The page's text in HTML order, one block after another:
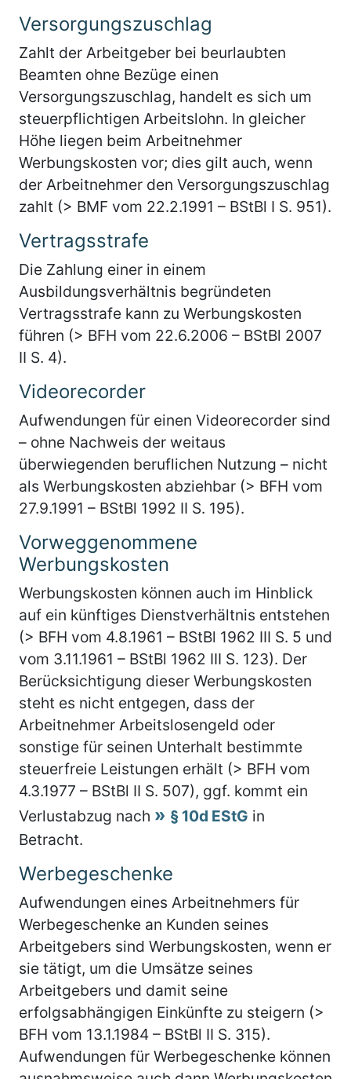
Versorgungszuschlag
Zahlt der Arbeitgeber bei beurlaubten
Beamten ohne Bezüge einen
Versorgungszuschlag, handelt es sich um
steuerpflichtigen Arbeitslohn. In gleicher
Höhe liegen beim Arbeitnehmer
Werbungskosten vor; dies gilt auch, wenn
der Arbeitnehmer den Versorgungszuschlag
zahlt (> BMF vom 22.2.1991 – BStBl I S. 951).
Vertragsstrafe
Die Zahlung einer in einem
Ausbildungsverhältnis begründeten
Vertragsstrafe kann zu Werbungskosten
führen (> BFH vom 22.6.2006 – BStBl 2007
II S. 4).
Videorecorder
Aufwendungen für einen Videorecorder sind
– ohne Nachweis der weitaus
überwiegenden beruflichen Nutzung – nicht
als Werbungskosten abziehbar (> BFH vom
27.9.1991 – BStBl 1992 II S. 195).
Vorweggenommene
Werbungskosten
Werbungskosten können auch im Hinblick
auf ein künftiges Dienstverhältnis entstehen
(> BFH vom 4.8.1961 – BStBl 1962 III S. 5 und
vom 3.11.1961 – BStBl 1962 III S. 123). Der
Berücksichtigung dieser Werbungskosten
steht es nicht entgegen, dass der
Arbeitnehmer Arbeitslosengeld oder
sonstige für seinen Unterhalt bestimmte
steuerfreie Leistungen erhält (> BFH vom
4.3.1977 – BStBl II S. 507), ggf. kommt ein
Verlustabzug nach
§ 10d EStG in
Betracht.
Werbegeschenke
Aufwendungen eines Arbeitnehmers für
Werbegeschenke an Kunden seines
Arbeitgebers sind Werbungskosten, wenn er
sie tätigt, um die Umsätze seines
Arbeitgebers und damit seine
erfolgsabhängigen Einkünfte zu steigern (>
BFH vom 13.1.1984 – BStBl II S. 315).
Aufwendungen für Werbegeschenke können